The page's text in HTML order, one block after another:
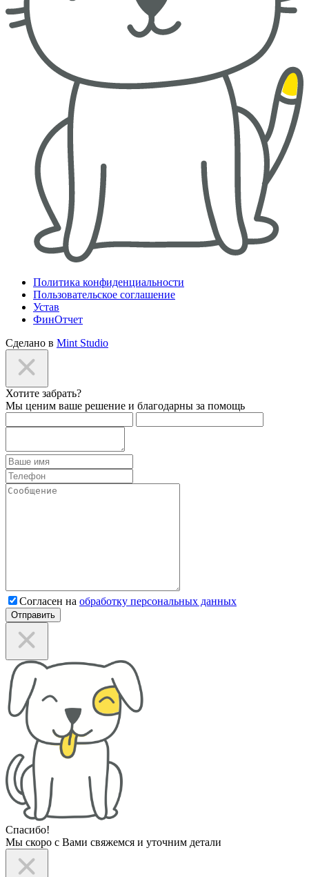
Политика конфиденциальности
Пользовательское соглашение
Устав
ФинОтчет
Сделано в Mint Studio
Хотите забрать?
Мы ценим ваше решение и благодарны за помощь
Согласен на обработку персональных данных
Отправить
Спасибо!
Мы скоро с Вами свяжемся и уточним детали